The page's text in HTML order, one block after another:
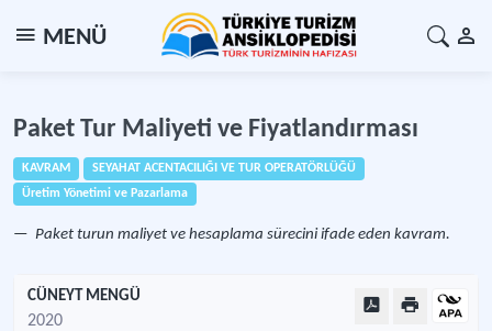
MENÜ
Paket Tur Maliyeti ve Fiyatlandırması
KAVRAM
SEYAHAT ACENTACILIĞI VE TUR OPERATÖRLÜĞÜ
Üretim Yönetimi ve Pazarlama
Paket turun maliyet ve hesaplama sürecini ifade eden kavram.
CÜNEYT MENGÜ
2020